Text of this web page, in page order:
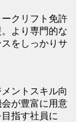
クリフト免許
より専門的な
をしっかりサ
ントスキル向
会が豊富に用意
指す社員に